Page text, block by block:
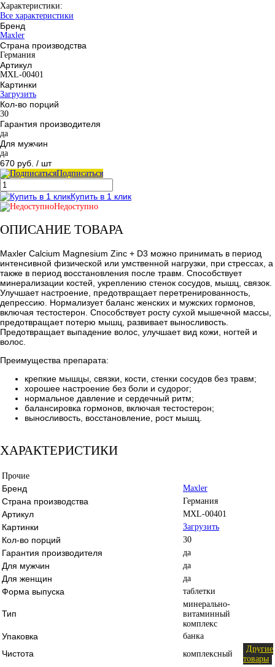
Характеристики:
Все характеристики
Бренд
Maxler
Страна производства
Германия
Артикул
MXL-00401
Картинки
Загрузить
Кол-во порций
30
Гарантия производителя
да
Для мужчин
да
670 руб. / шт
Подписаться
Купить в 1 клик
Недоступно
ОПИСАНИЕ ТОВАРА
Maxler Calcium Magnesium Zinc + D3 можно принимать в период
интенсивной физической или умственной нагрузки, при стрессах, а
также в период восстановления после травм. Способствует
минерализации костей, укреплению стенок сосудов, мышц, связок.
Улучшает настроение, предотвращает перетренированность,
депрессию. Нормализует баланс женских и мужских гормонов,
включая тестостерон. Способствует росту сухой мышечной массы,
предотвращает потерю мышц, развивает выносливость.
Предотвращает выпадение волос, улучшает вид кожи, ногтей и
волос.
Преимущества препарата:
крепкие мышцы, связки, кости, стенки сосудов без травм;
хорошее настроение без боли и судорог;
нормальное давление и сердечный ритм;
балансировка гормонов, включая тестостерон;
выносливость, восстановление, рост мышц.
ХАРАКТЕРИСТИКИ
Прочие
Бренд Maxler
Страна производства Германия
Артикул MXL-00401
Картинки Загрузить
Кол-во порций 30
Гарантия производителя да
Для мужчин да
Для женщин да
Форма выпуска таблетки
Тип
минерально-
витаминный
комплекс
Упаковка банка
Чистота комплексный
Другие
товары